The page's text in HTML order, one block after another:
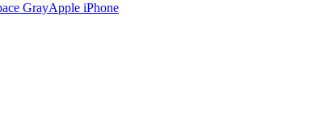
Apple iPhone